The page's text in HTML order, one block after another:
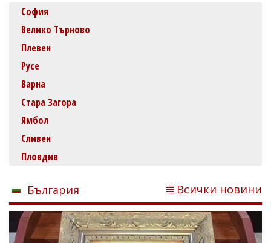
София
Велико Търново
Плевен
Русе
Варна
Стара Загора
Ямбол
Сливен
Пловдив
България Всички новини